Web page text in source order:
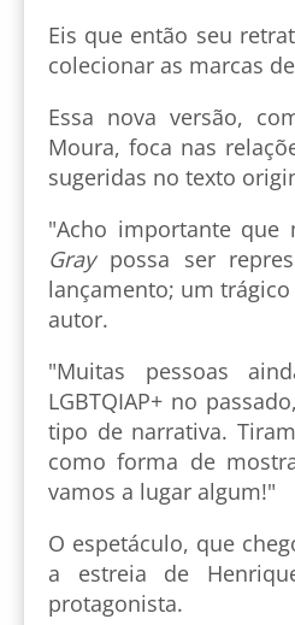
Eis que então seu
colecionar as marcas
Essa nova versão,
Moura, foca nas
sugeridas no texto
"Acho importante que
Graypossa ser
lançamento; um
autor.
"Muitas pessoas
LGBTQIAP+ no
tipo de narrativa.
como forma de
vamos a lugar algum!"
O espetáculo, que
a estreia de
protagonista.